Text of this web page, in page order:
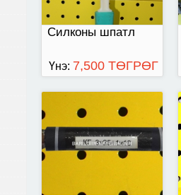
Силконы шпатл
Үнэ: 7,500 ТӨГРӨГ
mega value 330